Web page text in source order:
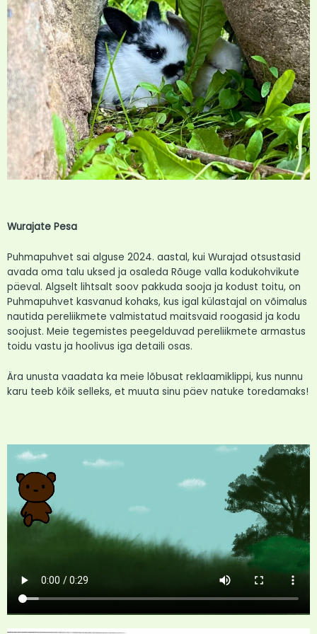
Wurajate Pesa
Puhmapuhvet sai alguse 2024. aastal, kui Wurajad otsustasid
avada oma talu uksed ja osaleda Rõuge valla kodukohvikute
päeval. Algselt lihtsalt soov pakkuda sooja ja kodust toitu, on
Puhmapuhvet kasvanud kohaks, kus igal külastajal on võimalus
nautida pereliikmete valmistatud maitsvaid roogasid ja kodu
soojust. Meie tegemistes peegelduvad pereliikmete armastus
toidu vastu ja hoolivus iga detaili osas.
Ära unusta vaadata ka meie lõbusat reklaamiklippi, kus nunnu
karu teeb kõik selleks, et muuta sinu päev natuke toredamaks!